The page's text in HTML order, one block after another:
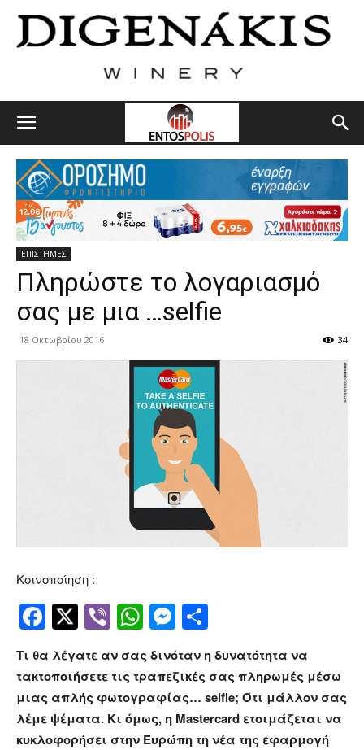
ΕΠΙΣΤΗΜΕΣ
Πληρώστε το λογαριασμό
σας με μια …selfie
18 Οκτωβρίου 2016 34
Κοινοποίηση :
Facebook
Twitter
ViberWhatsApp
Messenger
Τι θα λέγατε αν σας δινόταν η δυνατότητα να
τακτοποιήσετε τις τραπεζικές σας πληρωμές μέσω
μιας απλής φωτογραφίας… selfie; Ότι μάλλον σας
λέμε ψέματα. Κι όμως, η Mastercard ετοιμάζεται να
κυκλοφορήσει στην Ευρώπη τη νέα της εφαρμογή